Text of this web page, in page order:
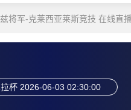
将军-克莱西亚莱斯竞技 在线直
杯 2026-06-03 02:30:00